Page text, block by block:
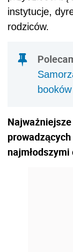
instytucje,
rodziców.
booków